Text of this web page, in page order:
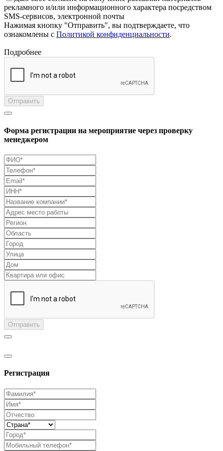
рекламного и/или информационного характера посредством
SMS-сервисов, электронной почты
Нажимая кнопку "Отправить", вы подтверждаете, что
ознакомлены с Политикой конфиденциальности.
Подробнее
Отправить
Форма регистрации на мероприятие через проверку
менеджером
Отправить
Регистрация